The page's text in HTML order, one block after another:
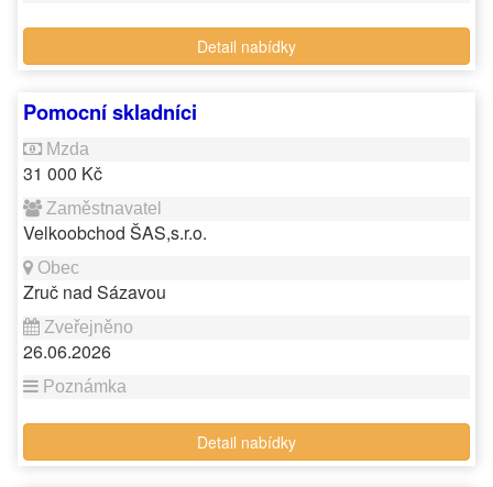
Detail nabídky
Pomocní skladníci
31 000 Kč
Velkoobchod ŠAS,s.r.o.
Zruč nad Sázavou
26.06.2026
Detail nabídky